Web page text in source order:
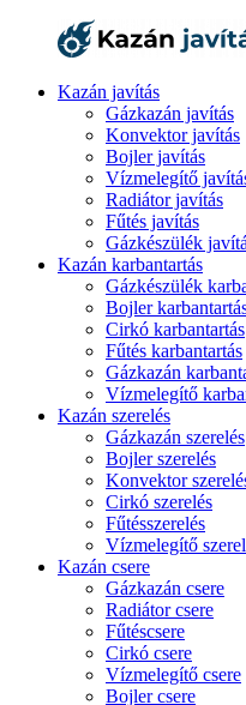
Kazán javítás
Gázkazán javítás
Konvektor javítás
Bojler javítás
Vízmelegítő
Radiátor javítás
Fűtés javítás
Gázkészülék
Kazán karbantartás
Gázkészülék
Bojler
Cirkó karbantartás
Fűtés karbantartás
Gázkazán
Vízmelegítő
Kazán szerelés
Gázkazán szerelés
Bojler szerelés
Konvektor
Cirkó szerelés
Fűtésszerelés
Vízmelegítő
Kazán csere
Gázkazán csere
Radiátor csere
Fűtéscsere
Cirkó csere
Vízmelegítő csere
Bojler csere